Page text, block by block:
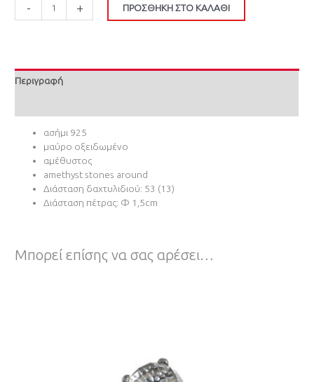
- + ΠΡΟΣΘΉΚΗ ΣΤΟ ΚΑΛΆΘΙ
Περιγραφή
ασήμι 925
μαύρο οξειδωμένο
αμέθυστος
amethyst stones around
Διάσταση δαχτυλιδιού: 53 (13)
Διάσταση πέτρας: Φ 1,5cm
Μπορεί επίσης να σας αρέσει…